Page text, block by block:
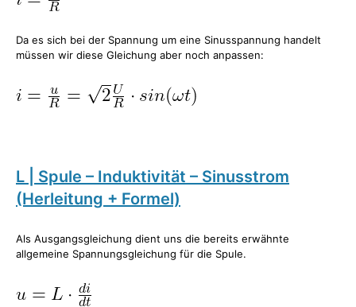
Da es sich bei der Spannung um eine Sinusspannung handelt
müssen wir diese Gleichung aber noch anpassen:
L | Spule – Induktivität – Sinusstrom
(Herleitung + Formel)
Als Ausgangsgleichung dient uns die bereits erwähnte
allgemeine Spannungsgleichung für die Spule.